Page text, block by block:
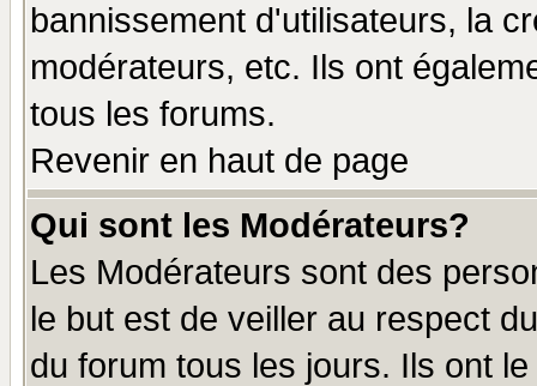
bannissement d'utilisateurs, la
modérateurs, etc. Ils ont
tous les forums.
Revenir en haut de page
Qui sont les Modérateurs?
Les Modérateurs sont des
le but est de veiller au respect
du forum tous les jours. Ils ont